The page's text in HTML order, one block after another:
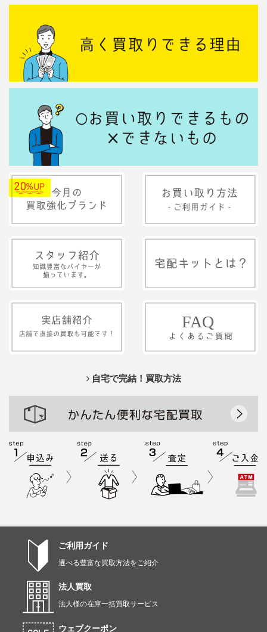
自宅で完結！買取方法
ご利用ガイド
選べる豊富な買取方法をご紹介
法人買取
法人様の在庫一括買取サービス
ウェブクーポン